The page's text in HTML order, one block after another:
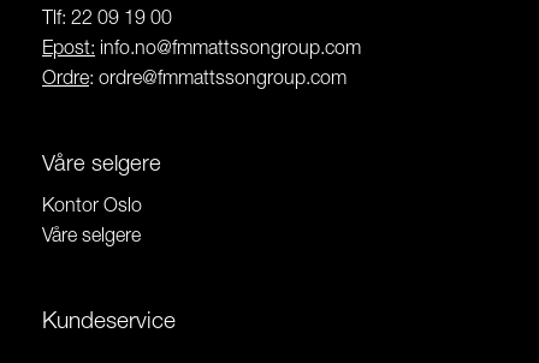
Tlf: 22 09 19 00
Epost: info.no@fmmattssongroup.com
Ordre: ordre@fmmattssongroup.com
Våre selgere
Kontor Oslo
Våre selgere
Kundeservice